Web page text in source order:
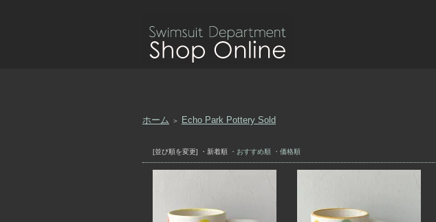
ホーム ＞ Echo Park Pottery Sold
[並び順を変更] ・新着順 ・おすすめ順 ・価格順